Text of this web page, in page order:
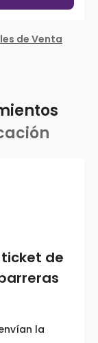
de Venta
ticket de
la